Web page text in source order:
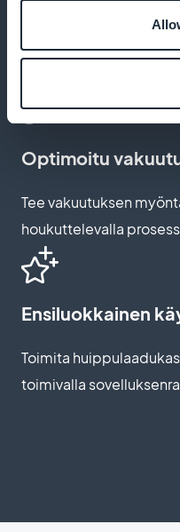
Kehittynyt
Optimoitu
Tee vakuutuksen
houkuttelevalla
Ensiluokkainen
Toimita
toimivalla